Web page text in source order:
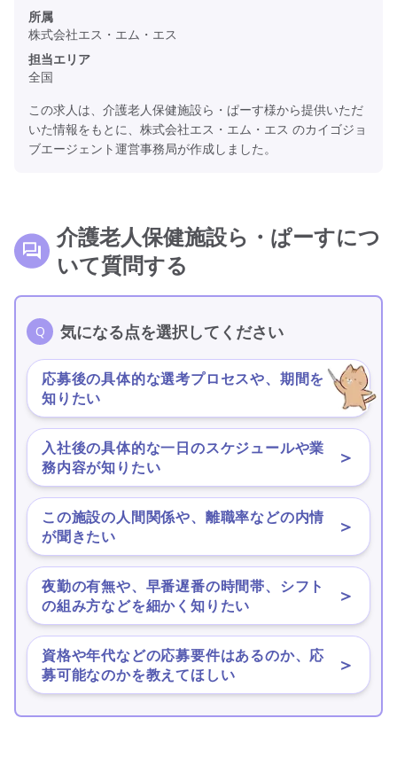
所属
株式会社エス・エム・エス
担当エリア
全国
この求人は、介護老人保健施設ら・ぱーす様から提供いただ
いた情報をもとに、株式会社エス・エム・エス のカイゴジョ
ブエージェント運営事務局が作成しました。
介護老人保健施設ら・ぱーすにつ
いて質問する
気になる点を選択してください
応募後の具体的な選考プロセスや、期間を
知りたい
＞
入社後の具体的な一日のスケジュールや業
務内容が知りたい
＞
この施設の人間関係や、離職率などの内情
が聞きたい
＞
夜勤の有無や、早番遅番の時間帯、シフト
の組み方などを細かく知りたい
＞
資格や年代などの応募要件はあるのか、応
募可能なのかを教えてほしい
＞